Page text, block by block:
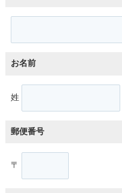
お名前
姓
郵便番号
〒